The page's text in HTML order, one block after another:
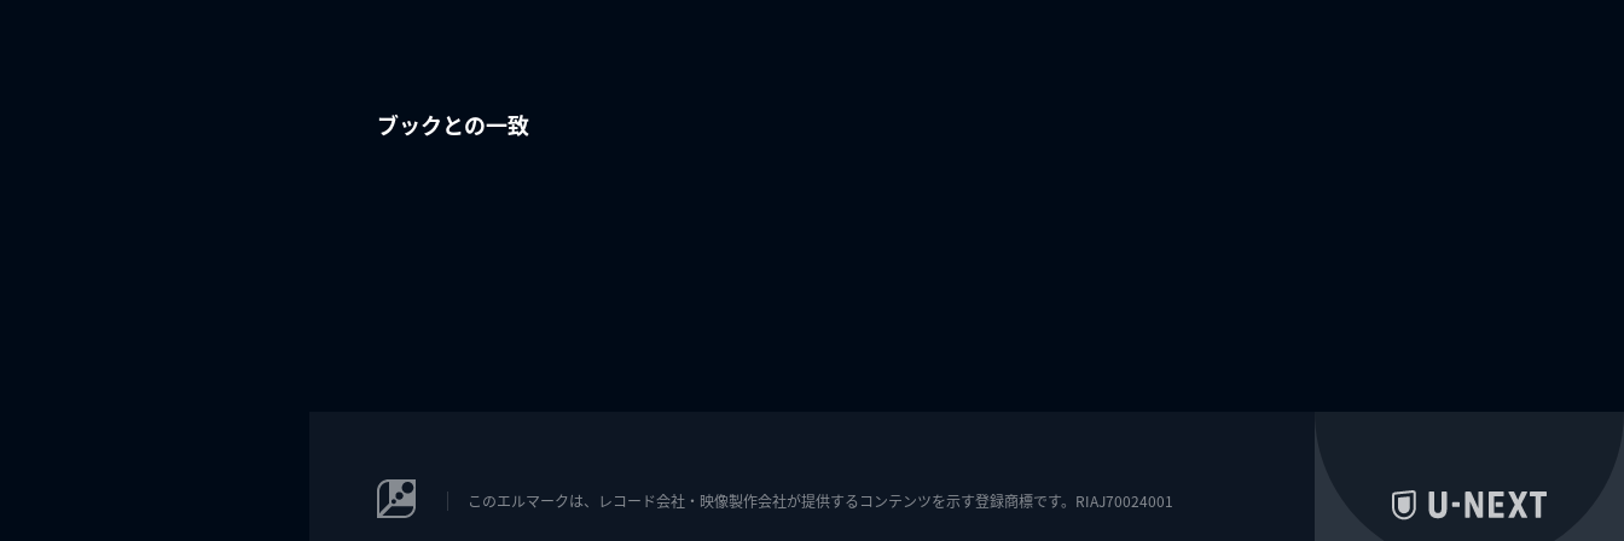
ブックとの一致
このエルマークは、レコード会社・映像製作会社が提供するコンテンツを示す登録商標です。RIAJ70024001